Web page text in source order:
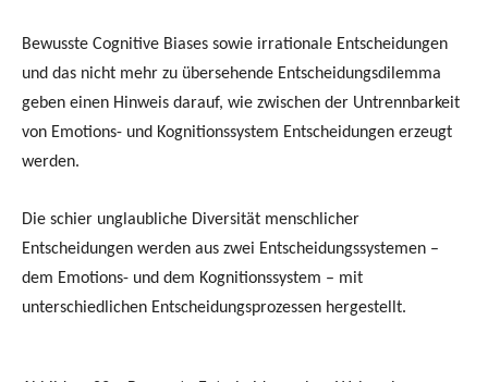
Bewusste Cognitive Biases sowie irrationale Entscheidungen
und das nicht mehr zu übersehende Entscheidungsdilemma
geben einen Hinweis darauf, wie zwischen der Untrennbarkeit
von Emotions- und Kognitionssystem Entscheidungen erzeugt
werden.
Die schier unglaubliche Diversität menschlicher
Entscheidungen werden aus zwei Entscheidungssystemen –
dem Emotions- und dem Kognitionssystem – mit
unterschiedlichen Entscheidungsprozessen hergestellt.